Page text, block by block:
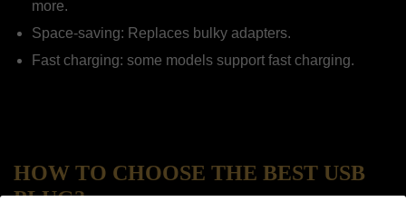
more.
Space-saving: Replaces bulky adapters.
Fast charging: some models support fast charging.
HOW TO CHOOSE THE BEST USB
PLUG?